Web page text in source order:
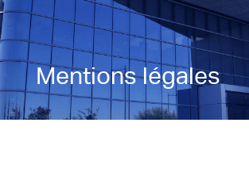
Mentions légales